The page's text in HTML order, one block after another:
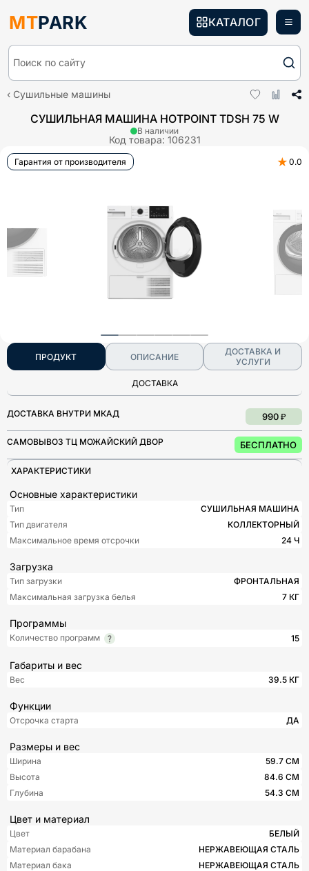
MTPARK
Поиск по сайту
КАТАЛОГ
Сушильные машины
СУШИЛЬНАЯ МАШИНА HOTPOINT TDSH 75 W
Код товара: 106231
В наличии
Гарантия от производителя ★ 0.0
ПРОДУКТ ОПИСАНИЕ
ДОСТАВКА И
УСЛУГИ
ДОСТАВКА
ДОСТАВКА ВНУТРИ МКАД 990 ₽
САМОВЫВОЗ ТЦ МОЖАЙСКИЙ ДВОР БЕСПЛАТНО
ХАРАКТЕРИСТИКИ
Основные характеристики
Тип
СУШИЛЬНАЯ МАШИНА
Тип двигателя
КОЛЛЕКТОРНЫЙ
Максимальное время отсрочки
24 Ч
Загрузка
Тип загрузки
ФРОНТАЛЬНАЯ
Максимальная загрузка белья
7 КГ
Программы
Количество программ 15
Габариты и вес
Вес 39.5 КГ
Функции
Отсрочка старта ДА
Размеры и вес
Ширина
59.7 СМ
Высота
84.6 СМ
Глубина
54.3 СМ
Цвет и материал
Цвет
БЕЛЫЙ
Материал барабана
НЕРЖАВЕЮЩАЯ СТАЛЬ
Материал бака
НЕРЖАВЕЮЩАЯ СТАЛЬ